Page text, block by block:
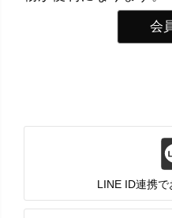
会
LINE ID連携